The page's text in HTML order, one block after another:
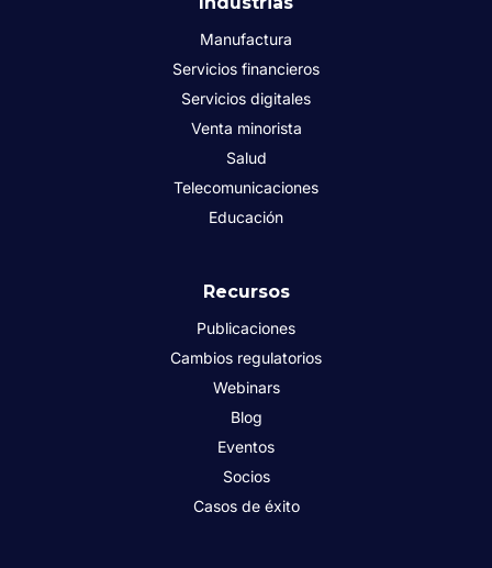
Manufactura
Servicios financieros
Servicios digitales
Venta minorista
Salud
Telecomunicaciones
Educación
Recursos
Publicaciones
Cambios regulatorios
Webinars
Blog
Eventos
Socios
Casos de éxito